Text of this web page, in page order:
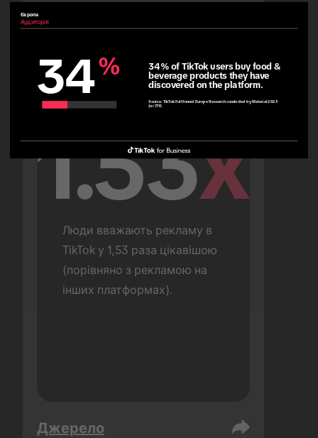
Об’єднані Арабські Емірати
1.53x
Люди вважають рекламу в
TikTok у 1,53 раза цікавішою
(порівняно з рекламою на
інших платформах).
Джерело
Європа
Аудиторія
34%
34% of TikTok users buy food &
beverage products they have
discovered on the platform.
Source: TikTok Full Funnel Europe Research conducted by Material 2023
(n=779)